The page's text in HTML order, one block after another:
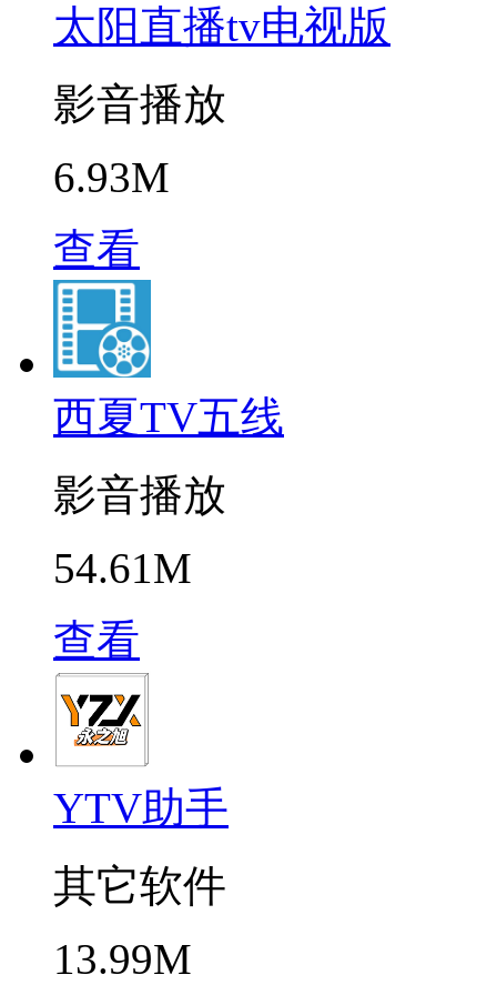
太阳直播tv电视版
影音播放
6.93M
查看
西夏TV五线
影音播放
54.61M
查看
YTV助手
其它软件
13.99M